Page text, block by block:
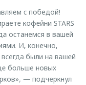
с победой!
кофейни STARS
останемся в вашей
И, конечно,
были на вашей
больше новых
— подчеркнул